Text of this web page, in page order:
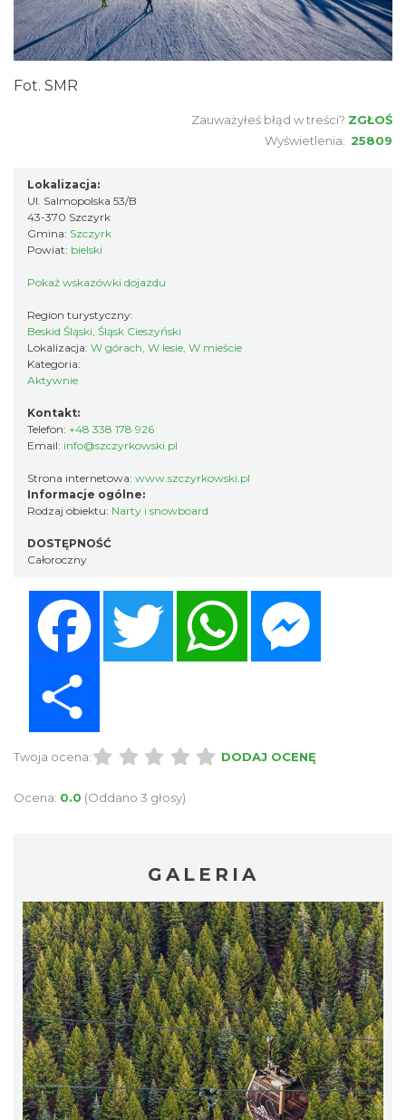
Fot. SMR
Zauważyłeś błąd w treści? ZGŁOŚ
Wyświetlenia: 25809
Lokalizacja:
Ul. Salmopolska 53/B
43-370 Szczyrk
Gmina: Szczyrk
Powiat: bielski
Pokaż wskazówki dojazdu
Region turystyczny:
Beskid Śląski, Śląsk Cieszyński
Lokalizacja: W górach, W lesie, W mieście
Kategoria:
Aktywnie
Kontakt:
Telefon: +48 338 178 926
Email: info@szczyrkowski.pl
Strona internetowa: www.szczyrkowski.pl
Informacje ogólne:
Rodzaj obiektu: Narty i snowboard
DOSTĘPNOŚĆ
Całoroczny
Twitter WhatsApp
Twoja ocena: DODAJ OCENĘ
Ocena: 0.0 (Oddano 3 głosy)
GALERIA